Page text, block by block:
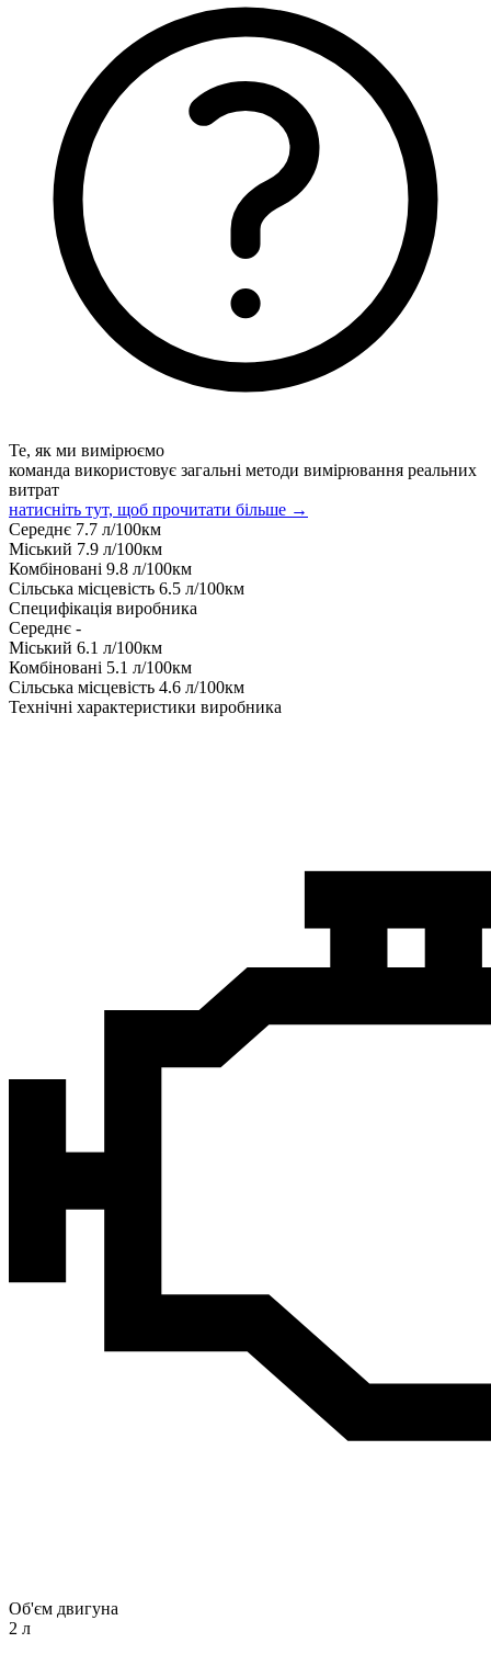
Те, як ми вимірюємо
команда використовує загальні методи вимірювання реальних
витрат
натисніть тут, щоб прочитати більше →
Середнє 7.7 л/100км
Міський 7.9 л/100км
Комбіновані 9.8 л/100км
Сільська місцевість 6.5 л/100км
Специфікація виробника
Середнє -
Міський 6.1 л/100км
Комбіновані 5.1 л/100км
Сільська місцевість 4.6 л/100км
Технічні характеристики виробника
Об'єм двигуна
2 л